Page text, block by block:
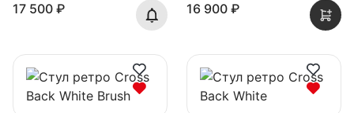
17 500 ₽ 16 900 ₽